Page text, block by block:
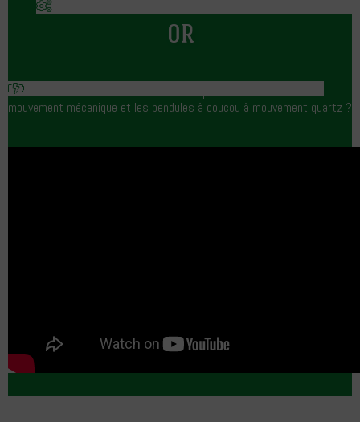
OR
Connaissez-vous la différence entre les pendules à coucou à
mouvement mécanique et les pendules à coucou à mouvement quartz ?